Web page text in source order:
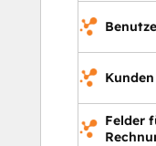
Kunden
Felder